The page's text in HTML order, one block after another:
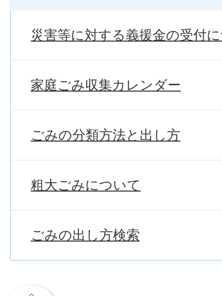
災害等に対する義援金の受付
家庭ごみ収集カレンダー
ごみの分類方法と出し方
粗大ごみについて
ごみの出し方検索